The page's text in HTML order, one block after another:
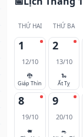
THỨ HAI THỨ BA
1
12/10
🐉
Giáp Thìn
2
13/10
🐍
Ất Tỵ
8
19/10
🐖
9
20/10
🐀